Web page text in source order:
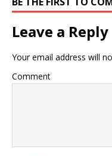
Leave a Reply
Your email address will
Comment